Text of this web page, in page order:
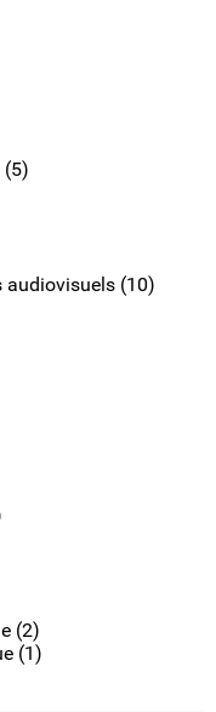
(5)
audiovisuels (10)
(2)
(1)